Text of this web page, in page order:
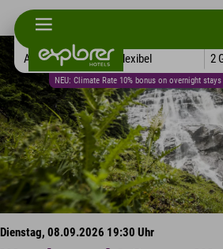
NEU: Climate Rate 10% bonus on overnight
Alle Hotels Flexibel 2
Dienstag, 08.09.2026 19:30 Uhr